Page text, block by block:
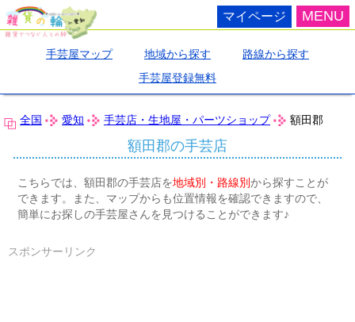
MENU
マイページ
手芸屋マップ 地域から探す
路線から探す
手芸屋登録無料
全国 愛知 手芸店・生地屋・パーツショップ 額田郡
額田郡の手芸店
こちらでは、額田郡の手芸店を地域別・路線別から探すことが
できます。また、マップからも位置情報を確認できますので、
簡単にお探しの手芸屋さんを見つけることができます♪
スポンサーリンク